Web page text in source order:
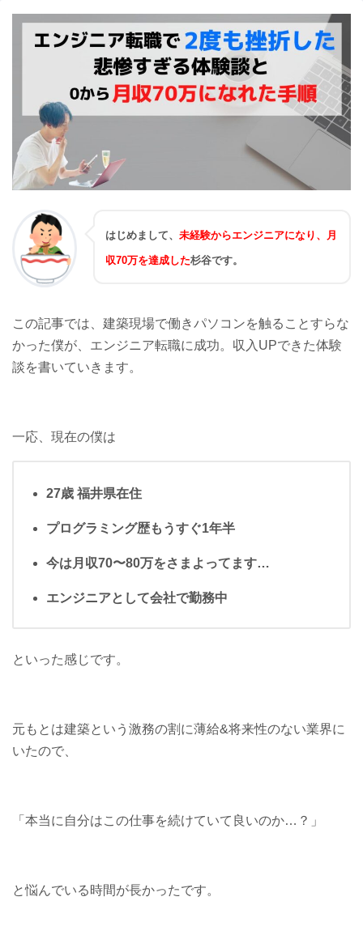
はじめまして、 未経験からエンジニアになり、月
収70万を達成した杉谷です。
この記事では、建築現場で働きパソコンを触ることすらな
かった僕が、エンジニア転職に成功。収入UPできた体験
談を書いていきます。
一応、現在の僕は
27歳 福井県在住
プログラミング歴もうすぐ1年半
今は月収70〜80万をさまよってます…
エンジニアとして会社で勤務中
といった感じです。
元もとは建築という激務の割に薄給&将来性のない業界に
いたので、
「本当に自分はこの仕事を続けていて良いのか…？」
と悩んでいる時間が長かったです。